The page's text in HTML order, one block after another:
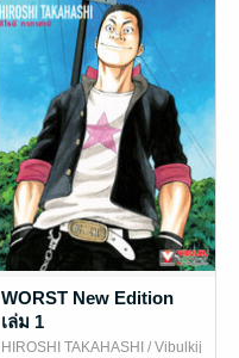
WORST New Edition
เล่ม 1
HIROSHI TAKAHASHI / Vibulkij